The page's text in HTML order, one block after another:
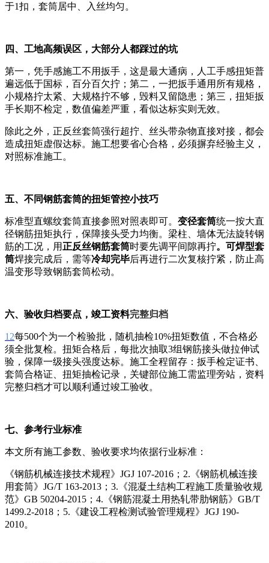
于1扣，套筒居中、入丝均匀。
四、工地高频误区，大部分人都踩过的坑
第一，凭手感施工不用扳手，这是最大通病，人工手感扭矩普
遍远低于国标，百分百欠拧；第二，一把扳手通用所有规格，
小规格拧太紧、大规格拧不够，毁料又留隐患；第三，扭矩扳
手长期不检定，数值偏差严重，看似达标实则无效。
除此之外，正反丝套筒强行超拧、丝头带杂物直接对接，都会
造成扭矩虚假达标。施工想要省心合格，必须摒弃经验主义，
对照标准施工。
五、不同钢筋套筒的扭矩管控小技巧
标准型直螺纹套筒直接参照对照表即可。 变径套筒统一按大直
径钢筋扭矩执行，保障接头受力均衡。梁柱、墙体无法旋转钢
筋的工况，用 正反丝钢筋套筒时要先调平间隙再拧。可焊型套
筒焊接完成后，需等冷却完毕后再进行二次复核拧紧，防止高
温变形导致钢筋套筒松动。
六、验收归档要点，竣工资料完整归档
12每500个为一个检验批，随机抽检10%扭矩数值，不合格必
须全批复检。扭矩合格后，每批次抽取3组钢筋接头做拉伸试
验，保障一级接头强度达标。施工全程留存：扳手检定证书、
套筒合格证、扭矩抽检记录，关键部位施工需监理旁站，资料
完整归档才可以顺利通过竣工验收。
七、参考行业标准
本文所有施工参数、验收要求均依据行业标准：
《钢筋机械连接技术规程》JGJ 107-2016；2.《钢筋机械连接
用套筒》JG/T 163-2013；3.《混凝土结构工程施工质量验收规
范》GB 50204-2015；4.《钢筋混凝土用热轧带肋钢筋》GB/T
1499.2-2018；5.《建设工程检测试验管理规程》JGJ 190-
2010。